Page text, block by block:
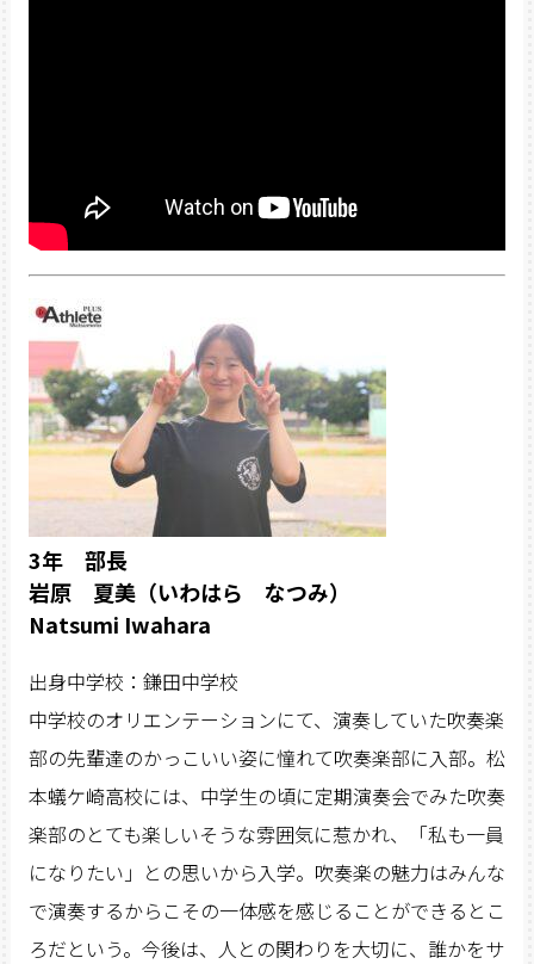
3年 部長
岩原 夏美（いわはら なつみ）
Natsumi Iwahara
出身中学校：鎌田中学校
中学校のオリエンテーションにて、演奏していた吹奏楽
部の先輩達のかっこいい姿に憧れて吹奏楽部に入部。松
本蟻ケ崎高校には、中学生の頃に定期演奏会でみた吹奏
楽部のとても楽しいそうな雰囲気に惹かれ、「私も一員
になりたい」との思いから入学。吹奏楽の魅力はみんな
で演奏するからこその一体感を感じることができるとこ
ろだという。今後は、人との関わりを大切に、誰かをサ